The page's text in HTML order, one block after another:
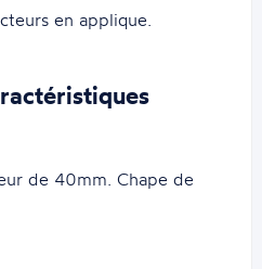
en applique.
de 40mm. Chape de